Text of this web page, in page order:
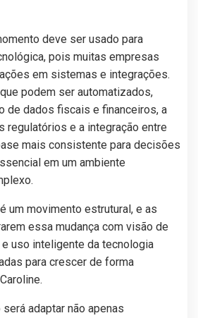
deve ser usado para
pois muitas empresas
em sistemas e integrações.
podem ser automatizados,
de dados fiscais e financeiros, a
regulatórios e a integração entre
mais consistente para decisões
em um ambiente
um movimento estrutural, e as
essa mudança com visão de
uso inteligente da tecnologia
para crescer de forma
adaptar não apenas